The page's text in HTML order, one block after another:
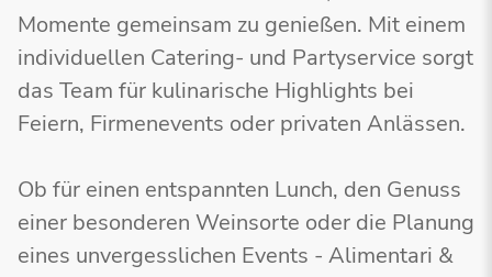
Momente gemeinsam zu genießen. Mit einem
individuellen Catering- und Partyservice sorgt
das Team für kulinarische Highlights bei
Feiern, Firmenevents oder privaten Anlässen.
Ob für einen entspannten Lunch, den Genuss
einer besonderen Weinsorte oder die Planung
eines unvergesslichen Events - Alimentari &